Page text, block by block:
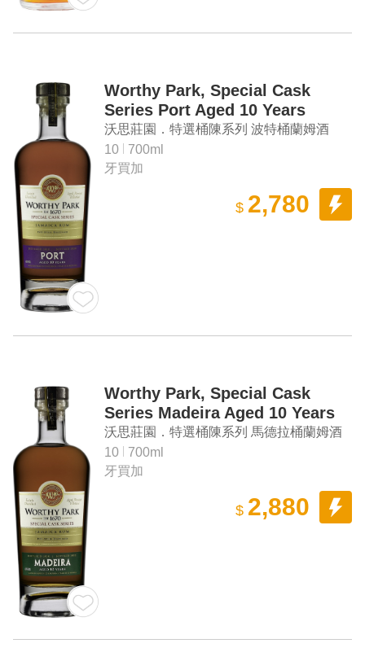
Worthy Park, Special Cask
Series Port Aged 10 Years
Jamaica Rum
沃思莊園．特選桶陳系列 波特桶蘭姆酒
10
700ml
牙買加
$ 2,780
Worthy Park, Special Cask
Series Madeira Aged 10 Years
Jamaica Rum
沃思莊園．特選桶陳系列 馬德拉桶蘭姆酒
10
700ml
牙買加
$ 2,880